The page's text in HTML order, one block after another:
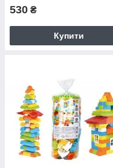
530 ₴
Купити